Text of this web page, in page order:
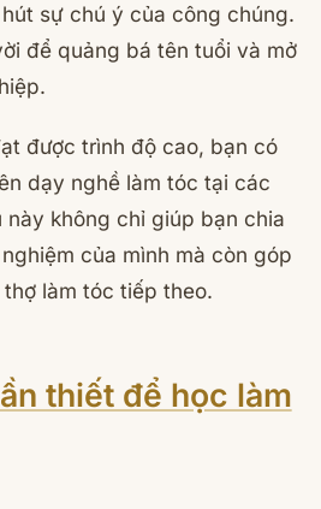
sự chú ý của công chúng.
để quảng bá tên tuổi và mở
được trình độ cao, bạn có
dạy nghề làm tóc tại các
không chỉ giúp bạn chia
của mình mà còn góp
làm tóc tiếp theo.
thiết để học làm